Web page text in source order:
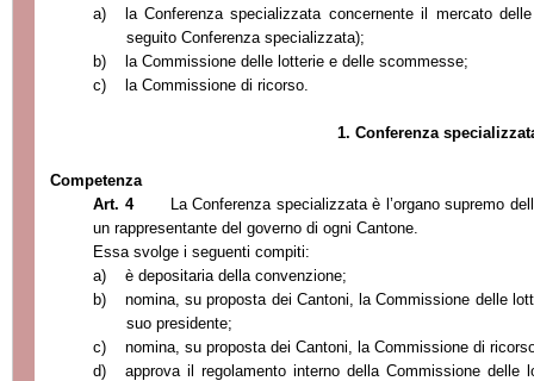
a)
la Conferenza specializzata concernente il mercato
seguito Conferenza specializzata);
b)
la Commissione delle lotterie e delle scommesse;
c)
la Commissione di ricorso.
1. Conferenza
Competenza
Art. 4
La Conferenza specializzata è l’organo supremo
un rappresentante del governo di ogni Cantone.
Essa svolge i seguenti compiti:
a)
è depositaria della convenzione;
b)
nomina, su proposta dei Cantoni, la Commissione delle
suo presidente;
c)
nomina, su proposta dei Cantoni, la Commissione di
d)
approva il regolamento interno della Commissione